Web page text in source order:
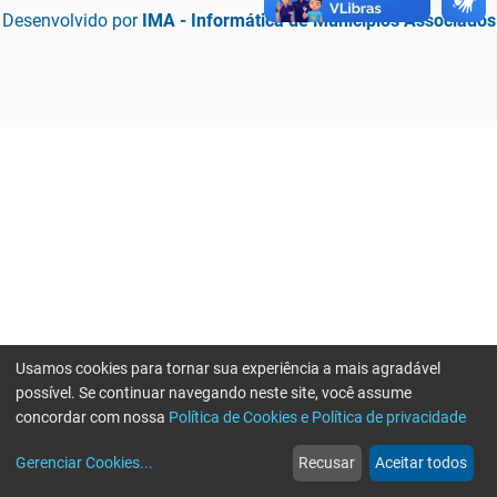
Desenvolvido por IMA - Informática de Municípios Associados
web
Notícias
more_horiz
Mais
Usamos cookies para tornar sua experiência a mais agradável
possível. Se continuar navegando neste site, você assume
concordar com nossa Política de Cookies e Política de privacidade
Gerenciar Cookies... Recusar Aceitar todos
Erro ao enviar informações, por favor tente novamente